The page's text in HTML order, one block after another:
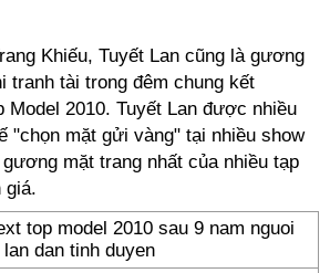
Khiếu, Tuyết Lan cũng là gương
tranh tài trong đêm chung kết
Model 2010. Tuyết Lan được nhiều
"chọn mặt gửi vàng" tại nhiều show
mặt trang nhất của nhiều tạp
giá.